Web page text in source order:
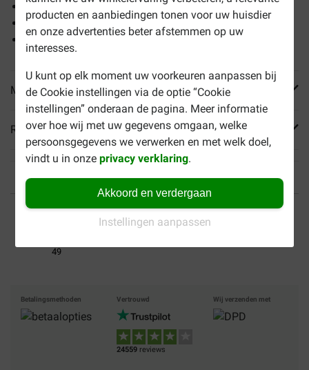
producten en aanbiedingen tonen voor uw huisdier
en onze advertenties beter afstemmen op uw
interesses.
U kunt op elk moment uw voorkeuren aanpassen bij
de Cookie instellingen via de optie “Cookie
instellingen” onderaan de pagina. Meer informatie
over hoe wij met uw gegevens omgaan, welke
persoonsgegevens we verwerken en met welk doel,
vindt u in onzeprivacy verklaring.
Akkoord en verdergaan
Instellingen aanpassen
26% vers bereide lam als hoofdingrediënt
Hypoallergeen, één dierlijke eiwitbron
Voor een gezonde huid en vacht en sterke botten
Meer informatie
Reviews
49
Betalingsmethoden Vertrouwd
24559 reviews
Wij verzenden met